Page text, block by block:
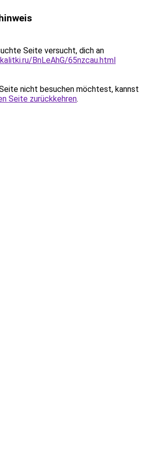
Seite versucht, dich an
BnLeAhG/65nzcau.html
nicht besuchen möchtest, kannst
Seite zurückkehren.